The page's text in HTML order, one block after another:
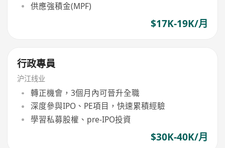
供應強積金(MPF)
$17K-19K/月
行政專員
沪江线业
轉正機會，3個月內可晉升全職
深度參與IPO、PE項目，快速累積經驗
學習私募股權、pre-IPO投資
$30K-40K/月